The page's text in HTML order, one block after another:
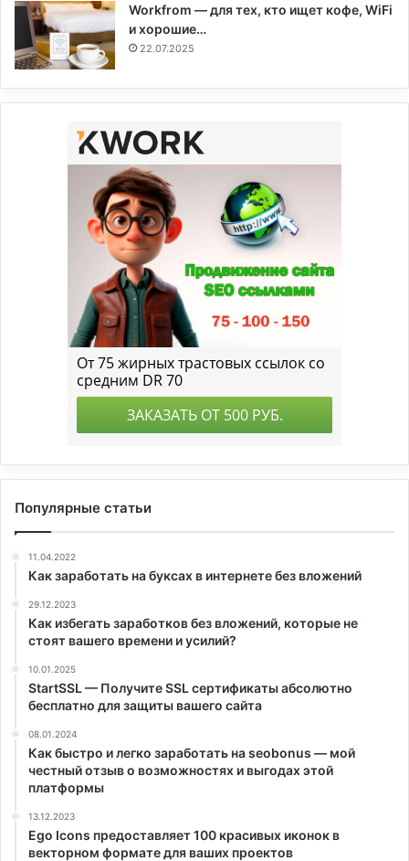
Workfrom — для тех, кто ищет кофе, WiFi
и хорошие…
22.07.2025
Популярные статьи
11.04.2022
Как заработать на буксах в интернете без вложений
29.12.2023
Как избегать заработков без вложений, которые не
стоят вашего времени и усилий?
10.01.2025
StartSSL — Получите SSL сертификаты абсолютно
бесплатно для защиты вашего сайта
08.01.2024
Как быстро и легко заработать на seobonus — мой
честный отзыв о возможностях и выгодах этой
платформы
13.12.2023
Ego Icons предоставляет 100 красивых иконок в
векторном формате для ваших проектов